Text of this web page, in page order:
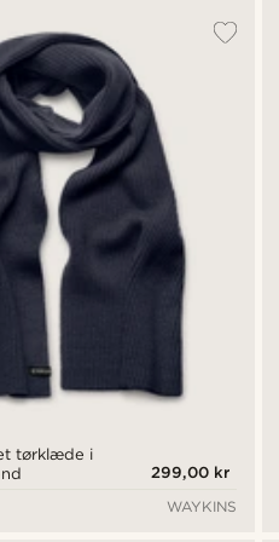
tørklæde i
299,00 kr
WAYKINS